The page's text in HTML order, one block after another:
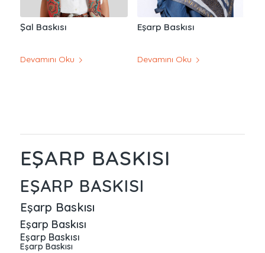
Şal Baskısı
Devamını Oku
Eşarp Baskısı
Devamını Oku
EŞARP BASKISI
EŞARP BASKISI
Eşarp Baskısı
Eşarp Baskısı
Eşarp Baskısı
Eşarp Baskısı